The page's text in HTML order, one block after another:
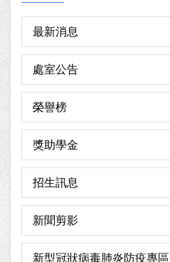
最新消息
處室公告
榮譽榜
獎助學金
招生訊息
新聞剪影
新型冠狀病毒肺炎防疫專區